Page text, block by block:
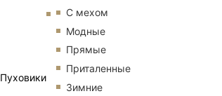
Пуховики
С мехом
Модные
Прямые
Приталенные
Зимние